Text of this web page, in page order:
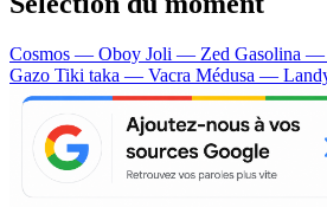
Cosmos — Oboy Joli — Zed Gasolina —
Gazo Tiki taka — Vacra Médusa —